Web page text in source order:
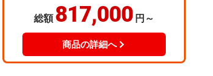
総額 817,000 円～
商品の詳細へ